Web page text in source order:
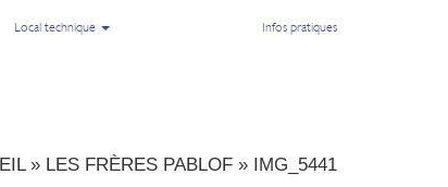
Local technique Infos pratiques
» LES FRÈRES PABLOF » IMG_5441